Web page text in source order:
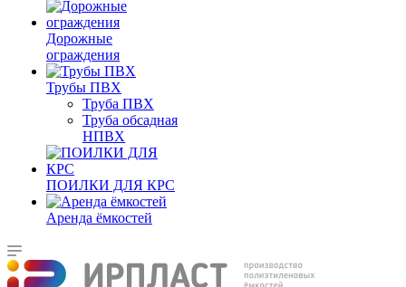
Дорожные
ограждения
Трубы ПВХ
Труба ПВХ
Труба обсадная
НПВХ
ПОИЛКИ ДЛЯ КРС
Аренда ёмкостей